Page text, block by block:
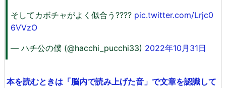
そしてカボチャがよく似合う???? pic.twitter.com/Lrjc0
6VVzO
— ハチ公の僕 (@hacchi_pucchi33) 2022年10月31日
本を読むときは「脳内で読み上げた音」で文章を認識して